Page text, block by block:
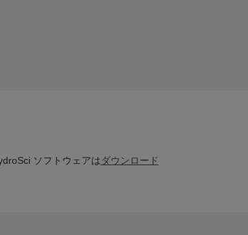
ソフトウェアはダウンロード